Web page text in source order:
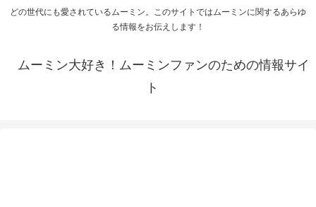
どの世代にも愛されているムーミン。このサイトではムーミンに関するあらゆ
る情報をお伝えします！
ムーミン大好き！ムーミンファンのための情報サイ
ト